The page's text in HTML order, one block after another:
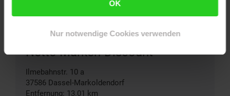
OK
Nur notwendige Cookies verwenden
Netto Marken-Discount
Ilmebahnstr. 10 a
37586 Dassel-Markoldendorf
Entfernung: 13.01 km